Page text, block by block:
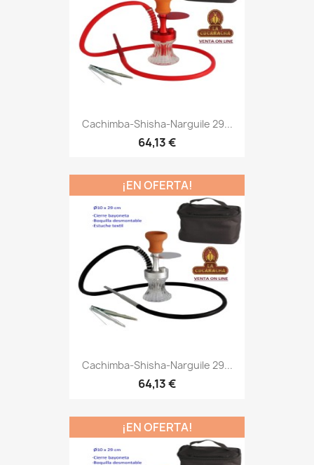
Cachimba-Shisha-Narguile 29...
64,13 €
Cachimba-Shisha-Narguile 29...
64,13 €
¡EN OFERTA!
¡EN OFERTA!